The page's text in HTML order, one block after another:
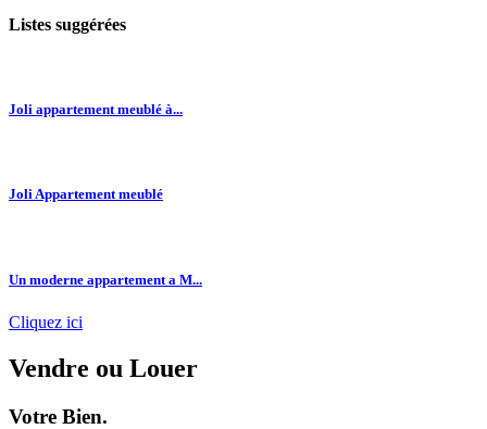
Listes suggérées
Joli appartement meublé à...
Joli Appartement meublé
Un moderne appartement a M...
Cliquez ici
Vendre ou Louer
Votre Bien.